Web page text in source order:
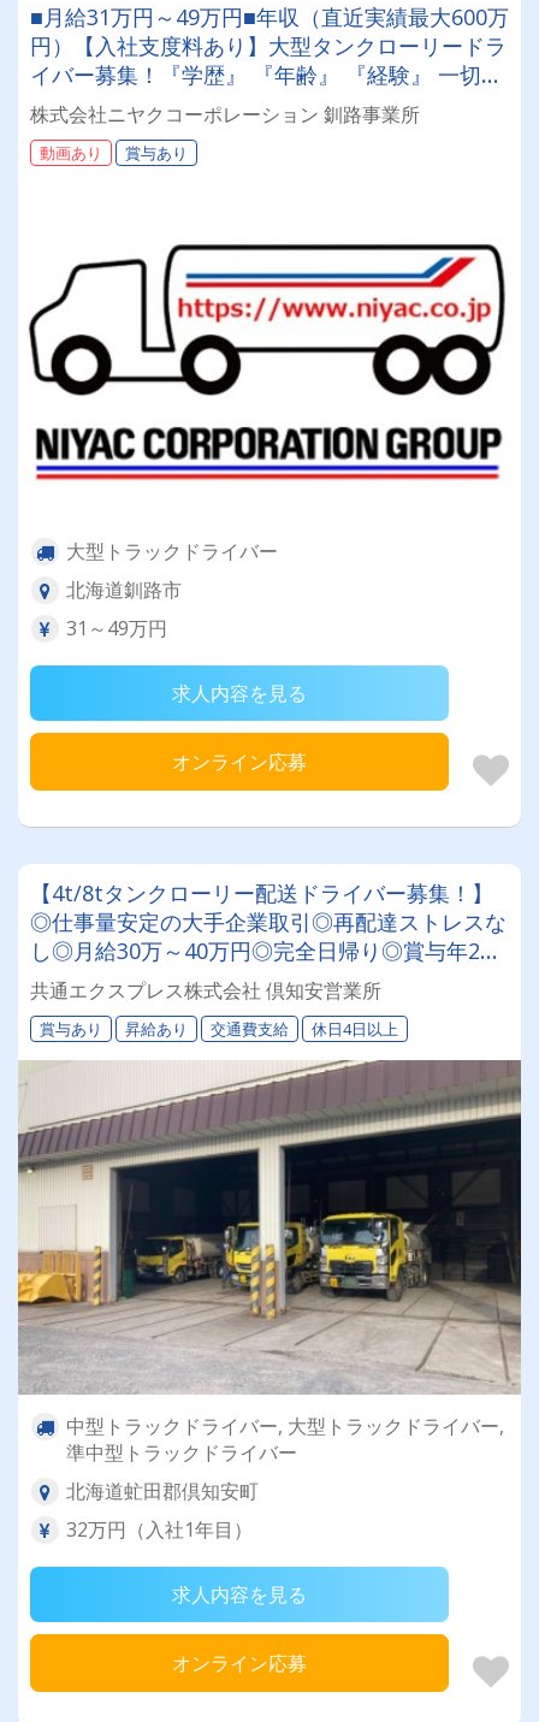
■月給31万円～49万円■年収（直近実績最大600万
円）【入社支度料あり】大型タンクローリードラ
イバー募集！『学歴』 『年齢』 『経験』 一切不
問◎男女問わず活躍できる環境です。
株式会社ニヤクコーポレーション 釧路事業所
動画あり 賞与あり
大型トラックドライバー
北海道釧路市
31～49万円
求人内容を見る
オンライン応募
【4t/8tタンクローリー配送ドライバー募集！】
◎仕事量安定の大手企業取引◎再配達ストレスな
し◎月給30万～40万円◎完全日帰り◎賞与年2回
◎60歳以降も長く活躍できる環境です！★研修充
実で未経験の方も安心★
共通エクスプレス株式会社 倶知安営業所
賞与あり 昇給あり 交通費支給 休日4日以上
中型トラックドライバー, 大型トラックドライバー,
準中型トラックドライバー
北海道虻田郡倶知安町
32万円（入社1年目）
求人内容を見る
オンライン応募